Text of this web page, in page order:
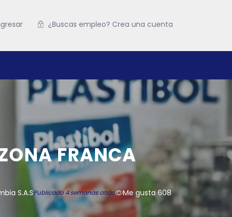
¿Buscas empleo? Crea una cuenta
FRANCA
S.A.SPublicado 4 semanas atrás
Me gusta 608